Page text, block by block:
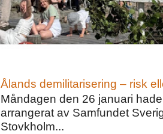
Ålands demilitarisering – risk
Måndagen den 26 januari
arrangerat av Samfundet
Stovkholm...